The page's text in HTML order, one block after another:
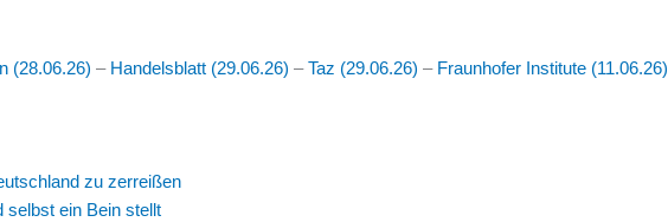
(28.06.26) – Handelsblatt (29.06.26) –Taz (29.06.26) – Fraunhofer Institute (11.06.26)
zu zerreißen
selbst ein Bein stellt